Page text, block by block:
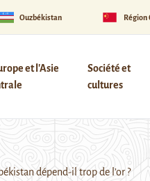
Ouzbékistan Région
et l'Asie
Société et
cultures
dépend-il trop de l’or ?